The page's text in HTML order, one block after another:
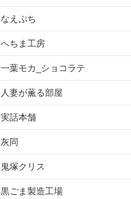
なえぷち
へちま工房
一葉モカ_ショコラテ
人妻が薫る部屋
実話本舗
灰同
鬼塚クリス
黒ごま製造工場